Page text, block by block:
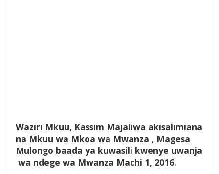
Waziri Mkuu, Kassim Majaliwa akisalimiana
na Mkuu wa Mkoa wa Mwanza , Magesa
Mulongo baada ya kuwasili kwenye uwanja
wa ndege wa Mwanza Machi 1, 2016.